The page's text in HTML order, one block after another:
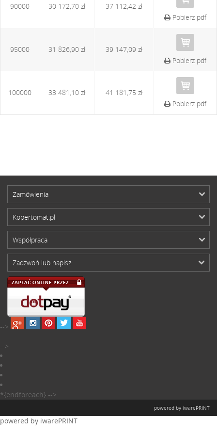
90000 30 172,70 zł
37 112,42 zł
Pobierz pdf
95000 31 826,90 zł
39 147,09 zł
Pobierz pdf
100000 33 481,10 zł
41 181,75 zł
Pobierz pdf
Zamówienia
Kopertomat.pl
Współpraca
Zadzwoń lub napisz:
-->
-->
*{endforeach} -->
powered by iwarePRINT
powered by iwarePRINT